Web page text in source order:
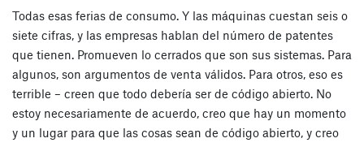
Todas esas ferias de consumo. Y las máquinas cuestan seis o
siete cifras, y las empresas hablan del número de patentes
que tienen. Promueven lo cerrados que son sus sistemas. Para
algunos, son argumentos de venta válidos. Para otros, eso es
terrible – creen que todo debería ser de código abierto. No
estoy necesariamente de acuerdo, creo que hay un momento
y un lugar para que las cosas sean de código abierto, y creo